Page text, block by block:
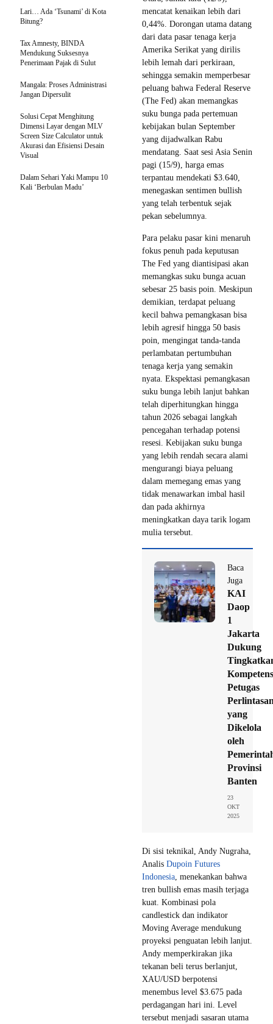
mencatat kenaikan lebih dari
0,44%. Dorongan utama datang
dari data pasar tenaga kerja
Amerika Serikat yang dirilis
lebih lemah dari perkiraan,
sehingga semakin memperbesar
peluang bahwa Federal Reserve
(The Fed) akan memangkas
suku bunga pada pertemuan
kebijakan bulan September
yang dijadwalkan Rabu
mendatang. Saat sesi Asia Senin
pagi (15/9), harga emas
terpantau mendekati $3.640,
menegaskan sentimen bullish
yang telah terbentuk sejak
pekan sebelumnya.
Para pelaku pasar kini menaruh
fokus penuh pada keputusan
The Fed yang diantisipasi akan
memangkas suku bunga acuan
sebesar 25 basis poin. Meskipun
demikian, terdapat peluang
kecil bahwa pemangkasan bisa
lebih agresif hingga 50 basis
poin, mengingat tanda-tanda
perlambatan pertumbuhan
tenaga kerja yang semakin
nyata. Ekspektasi pemangkasan
suku bunga lebih lanjut bahkan
telah diperhitungkan hingga
tahun 2026 sebagai langkah
pencegahan terhadap potensi
resesi. Kebijakan suku bunga
yang lebih rendah secara alami
mengurangi biaya peluang
dalam memegang emas yang
tidak menawarkan imbal hasil
dan pada akhirnya
meningkatkan daya tarik logam
mulia tersebut.
Baca
Juga
KAI
Daop
1
Jakarta
Dukung
Petugas
yang
Dikelola
oleh
Provinsi
Banten
23
OKT
2025
Di sisi teknikal, Andy Nugraha,
Analis Dupoin Futures
Indonesia, menekankan bahwa
tren bullish emas masih terjaga
kuat. Kombinasi pola
candlestick dan indikator
Moving Average mendukung
proyeksi penguatan lebih lanjut.
Andy memperkirakan jika
tekanan beli terus berlanjut,
XAU/USD berpotensi
menembus level $3.675 pada
perdagangan hari ini. Level
tersebut menjadi sasaran utama
Lari… Ada ‘Tsunami’ di Kota
Bitung?
Tax Amnesty, BINDA
Mendukung Suksesnya
Penerimaan Pajak di Sulut
Mangala: Proses Administrasi
Jangan Dipersulit
Solusi Cepat Menghitung
Dimensi Layar dengan MLV
Screen Size Calculator untuk
Akurasi dan Efisiensi Desain
Visual
Dalam Sehari Yaki Mampu 10
Kali ‘Berbulan Madu’